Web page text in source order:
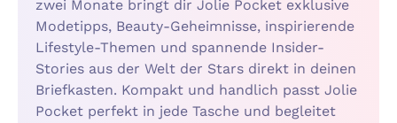
zwei Monate bringt dir Jolie Pocket exklusive
Modetipps, Beauty-Geheimnisse, inspirierende
Lifestyle-Themen und spannende Insider-
Stories aus der Welt der Stars direkt in deinen
Briefkasten. Kompakt und handlich passt Jolie
Pocket perfekt in jede Tasche und begleitet